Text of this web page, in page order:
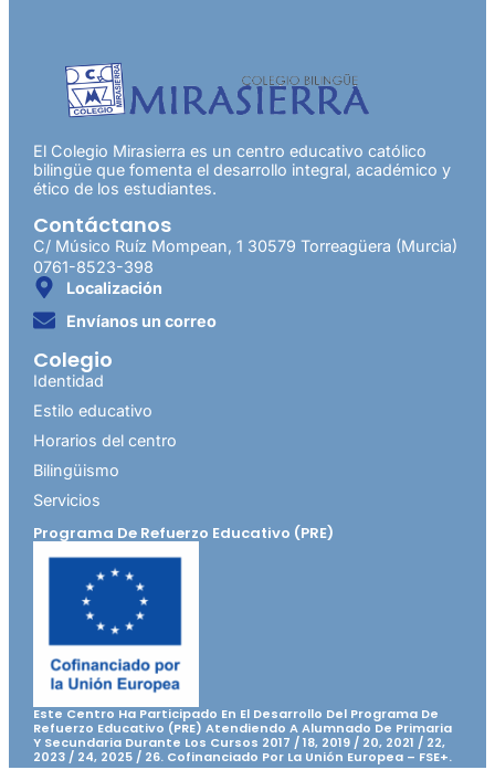
El Colegio Mirasierra es un centro educativo católico
bilingüe que fomenta el desarrollo integral, académico y
ético de los estudiantes.
Contáctanos
C/ Músico Ruíz Mompean, 1 30579 Torreagüera (Murcia)
0761-8523-398
Localización
Envíanos un correo
Colegio
Identidad
Estilo educativo
Horarios del centro
Bilingüismo
Servicios
Programa De Refuerzo Educativo (PRE)
Este Centro Ha Participado En El Desarrollo Del Programa De
Refuerzo Educativo (PRE) Atendiendo A Alumnado De Primaria
Y Secundaria Durante Los Cursos 2017 / 18, 2019 / 20, 2021 / 22,
2023 / 24, 2025 / 26. Cofinanciado Por La Unión Europea – FSE+.